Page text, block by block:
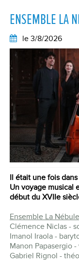
ENSEMBLE LA
le 3/8/2026
Il était une fois
Un voyage musical
début du XVIIe
Ensemble La
Clémence Niclas -
Imanol Iraola -
Manon Papasergio
Gabriel Rignol -